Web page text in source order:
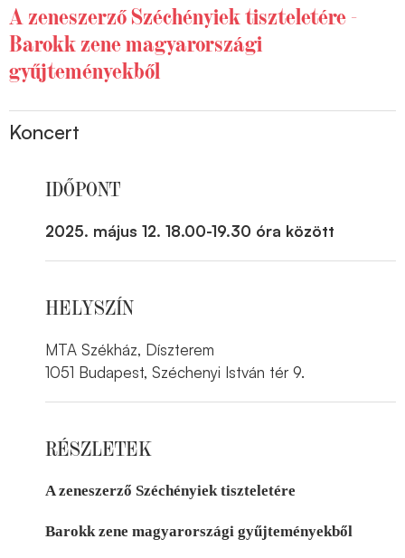
A zeneszerző Széchényiek tiszteletére -
Barokk zene magyarországi
gyűjteményekből
Koncert
IDŐPONT
2025. május 12. 18.00-19.30 óra között
HELYSZÍN
MTA Székház, Díszterem
1051 Budapest, Széchenyi István tér 9.
RÉSZLETEK
A zeneszerző Széchényiek tiszteletére
Barokk zene magyarországi gyűjteményekből